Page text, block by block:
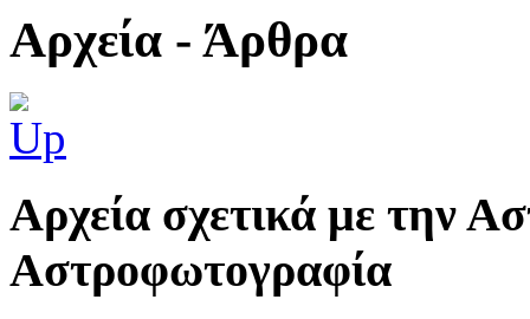
Αρχεία - Άρθρα
Aρχεία σχετικά με την
Αστροφωτογραφία